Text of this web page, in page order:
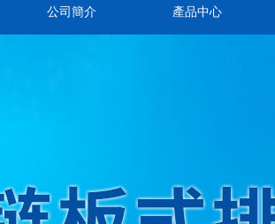
公司簡介 產品中心